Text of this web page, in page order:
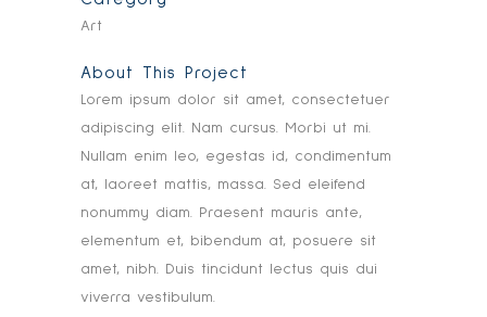
Art
About This Project
Lorem ipsum dolor sit amet, consectetuer
adipiscing elit. Nam cursus. Morbi ut mi.
Nullam enim leo, egestas id, condimentum
at, laoreet mattis, massa. Sed eleifend
nonummy diam. Praesent mauris ante,
elementum et, bibendum at, posuere sit
amet, nibh. Duis tincidunt lectus quis dui
viverra vestibulum.